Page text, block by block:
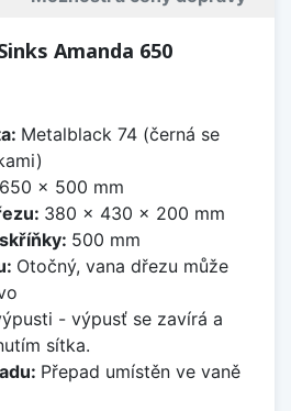
Amanda 650
Metalblack 74 (černá se
650 x 500 mm
380 x 430 x 200 mm
500 mm
Otočný, vana dřezu může
- výpusť se zavírá a
sítka.
Přepad umístěn ve vaně